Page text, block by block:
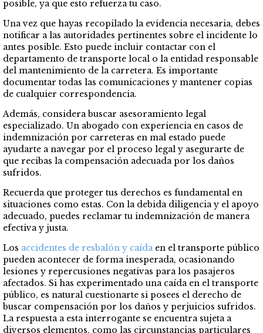
posible, ya que esto refuerza tu caso.
Una vez que hayas recopilado la evidencia necesaria, debes
notificar a las autoridades pertinentes sobre el incidente lo
antes posible. Esto puede incluir contactar con el
departamento de transporte local o la entidad responsable
del mantenimiento de la carretera. Es importante
documentar todas las comunicaciones y mantener copias
de cualquier correspondencia.
Además, considera buscar asesoramiento legal
especializado. Un abogado con experiencia en casos de
indemnización por carreteras en mal estado puede
ayudarte a navegar por el proceso legal y asegurarte de
que recibas la compensación adecuada por los daños
sufridos.
Recuerda que proteger tus derechos es fundamental en
situaciones como estas. Con la debida diligencia y el apoyo
adecuado, puedes reclamar tu indemnización de manera
efectiva y justa.
Los accidentes de resbalón y caída en el transporte público
pueden acontecer de forma inesperada, ocasionando
lesiones y repercusiones negativas para los pasajeros
afectados. Si has experimentado una caída en el transporte
público, es natural cuestionarte si posees el derecho de
buscar compensación por los daños y perjuicios sufridos.
La respuesta a esta interrogante se encuentra sujeta a
diversos elementos, como las circunstancias particulares